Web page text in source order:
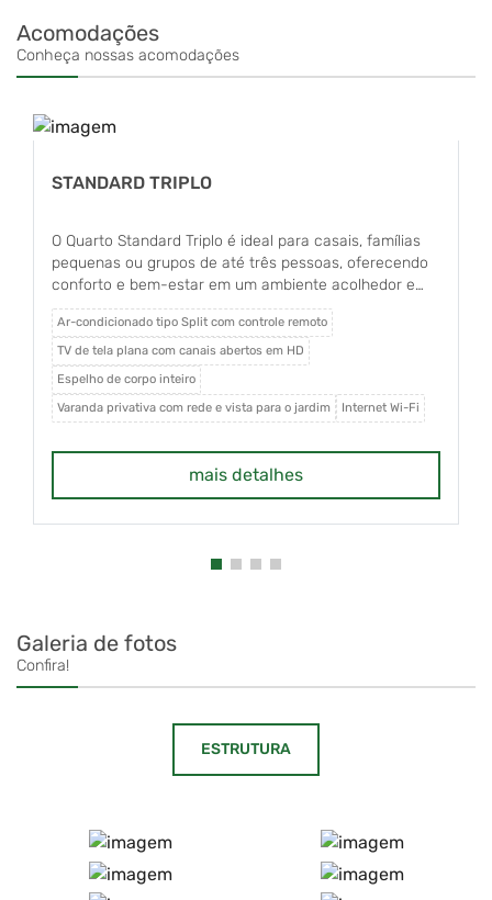
Acomodações
Conheça nossas acomodações
STANDARD TRIPLO
O Quarto Standard Triplo é ideal para casais, famílias
pequenas ou grupos de até três pessoas, oferecendo
conforto e bem-estar em um ambiente acolhedor e
exclusivamente para não fumantes. O apartamento
conta com ar-condicionado tipo Split com controle
remoto, TV de tela plana com canais abertos em HD,
frigobar, uma cama box Queen Size com colchão de
molas e uma cama de solteiro, além de espelho de
corpo inteiro e internet Wi-Fi. Dispõe ainda de varanda
Blindex, garantindo mais conforto e funcionalidade
durante a estadia.
Ar-condicionado tipo Split com controle remoto
TV de tela plana com canais abertos em HD
Espelho de corpo inteiro
Varanda privativa com rede e vista para o jardim
Internet Wi-Fi
mais detalhes
Galeria de fotos
Confira!
ESTRUTURA